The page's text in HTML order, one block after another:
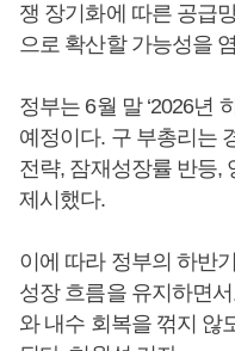
쟁 장기화에 따른 공급
으로 확산할 가능성을
정부는 6월 말 ‘2026년
예정이다. 구 부총리는
전략, 잠재성장률 반등,
제시했다.
이에 따라 정부의 하반
성장 흐름을 유지하면
와 내수 회복을 꺾지 않